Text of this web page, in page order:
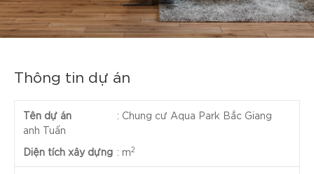
Thông tin dự án
Tên dự án : Chung cư Aqua Park Bắc Giang
anh Tuấn
Diện tích xây dựng : m2